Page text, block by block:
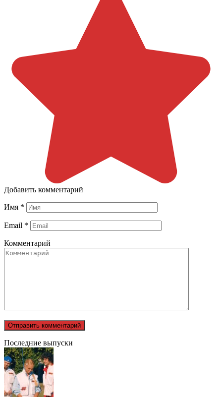
Добавить комментарий
Имя *
Email *
Комментарий
Последние выпуски